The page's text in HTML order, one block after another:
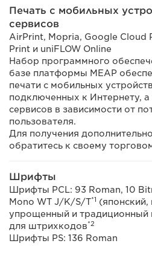
Печать с мобильных
сервисов
AirPrint, Mopria, Google Cloud
Print и uniFLOW Online
Набор программного
базе платформы MEAP
печати с мобильных
подключенных к Интернету,
сервисов в зависимости от
пользователя.
Для получения
обратитесь к своему
Шрифты
Шрифты PCL: 93 Roman, 10
Mono WT J/K/S/T*1 (японский,
упрощенный и традиционный
для штрихкодов*2
Шрифты PS: 136 Roman